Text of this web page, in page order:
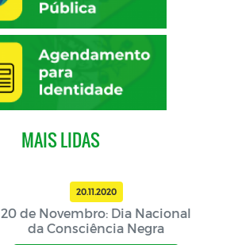
MAIS LIDAS
20.11.2020
20 de Novembro: Dia Nacional
da Consciência Negra